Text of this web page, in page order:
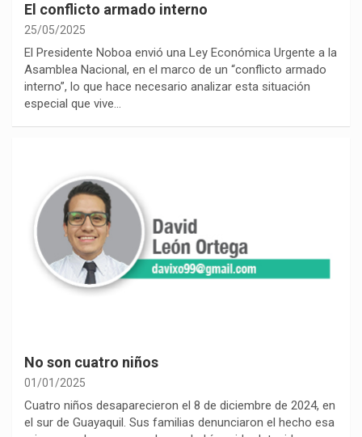
El conflicto armado interno
25/05/2025
El Presidente Noboa envió una Ley Económica Urgente a la
Asamblea Nacional, en el marco de un “conflicto armado
interno”, lo que hace necesario analizar esta situación
especial que vive…
No son cuatro niños
01/01/2025
Cuatro niños desaparecieron el 8 de diciembre de 2024, en
el sur de Guayaquil. Sus familias denunciaron el hecho esa